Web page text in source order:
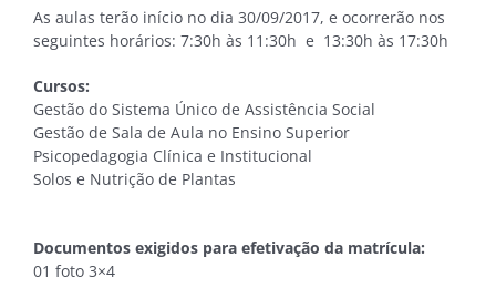
As aulas terão início no dia 30/09/2017, e ocorrerão nos
seguintes horários: 7:30h às 11:30h e 13:30h às 17:30h
Cursos:
Gestão do Sistema Único de Assistência Social
Gestão de Sala de Aula no Ensino Superior
Psicopedagogia Clínica e Institucional
Solos e Nutrição de Plantas
Documentos exigidos para efetivação da matrícula:
01 foto 3×4